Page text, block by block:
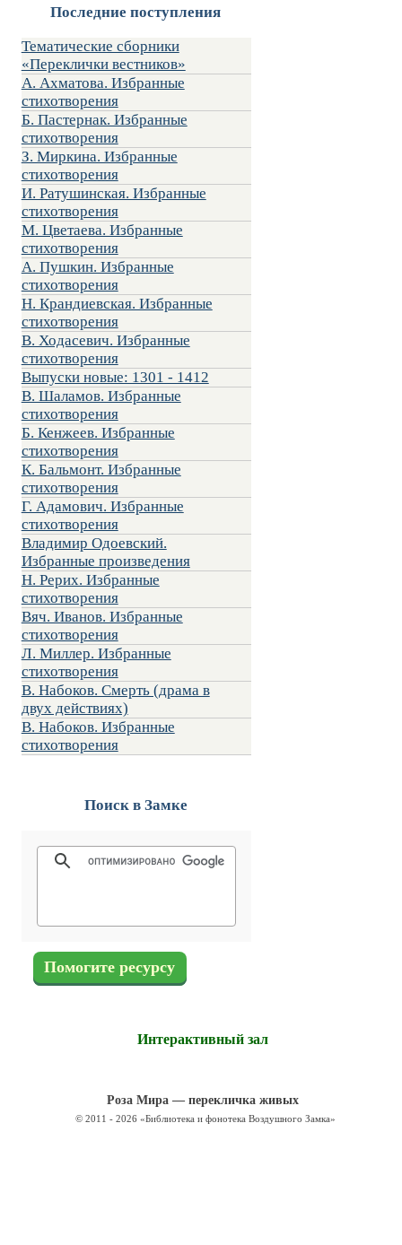
Последние поступления
Тематические сборники
«Переклички вестников»
А. Ахматова. Избранные
стихотворения
Б. Пастернак. Избранные
стихотворения
З. Миркина. Избранные
стихотворения
И. Ратушинская. Избранные
стихотворения
М. Цветаева. Избранные
стихотворения
А. Пушкин. Избранные
стихотворения
Н. Крандиевская. Избранные
стихотворения
В. Ходасевич. Избранные
стихотворения
Выпуски новые: 1301 - 1412
В. Шаламов. Избранные
стихотворения
Б. Кенжеев. Избранные
стихотворения
К. Бальмонт. Избранные
стихотворения
Г. Адамович. Избранные
стихотворения
Владимир Одоевский.
Избранные произведения
Н. Рерих. Избранные
стихотворения
Вяч. Иванов. Избранные
стихотворения
Л. Миллер. Избранные
стихотворения
В. Набоков. Смерть (драма в
двух действиях)
В. Набоков. Избранные
стихотворения
Поиск в Замке
© 2011 - 2026 «Библиотека и фонотека Воздушного Замка»
Интерактивный зал
Роза Мира — перекличка живых
Помогите ресурсу